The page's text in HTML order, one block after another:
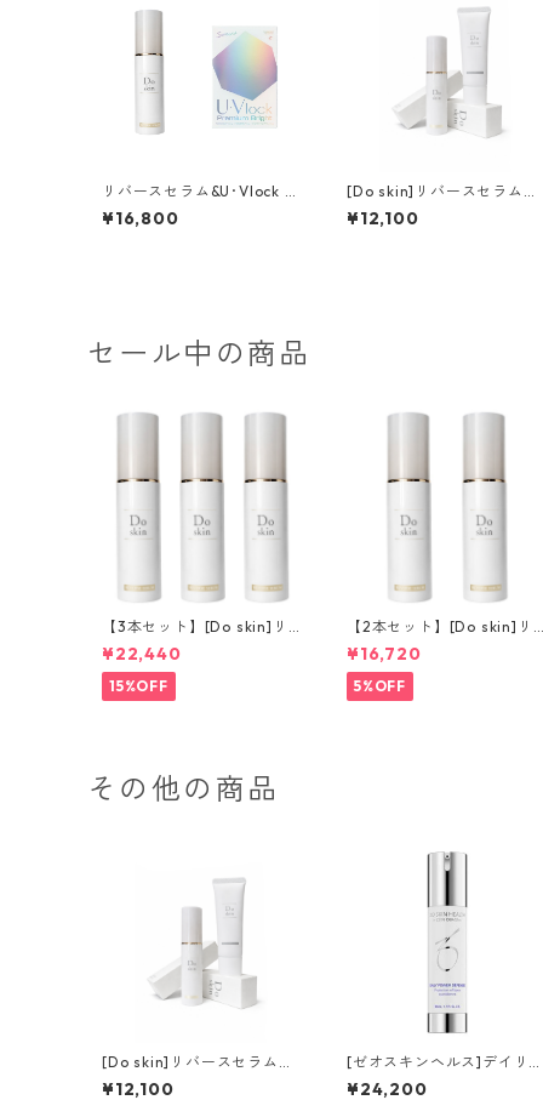
リバースセラム&U･Vlock プ
レミアムブライトセット【8
月末まで】
¥16,800
[Do skin]リバースセラム＆
ピュアUVディフェンスミル
ク
¥12,100
セール中の商品
【3本セット】[Do skin]リ
バースセラム
¥22,440
15%OFF
【2本セット】[Do skin]リ
バースセラム
¥16,720
5%OFF
その他の商品
[Do skin]リバースセラム＆
ピュアUVディフェンスミル
¥12,100
[ゼオスキンヘルス]デイリ
PD
¥24,200